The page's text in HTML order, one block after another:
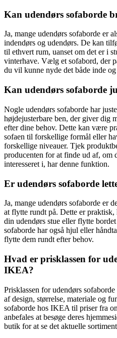
Kan udendørs sofaborde
Ja, mange udendørs sofaborde er
indendørs og udendørs. De kan
til ethvert rum, uanset om det er i
vinterhave. Vælg et sofabord, der
du vil kunne nyde det både inde og
Kan udendørs sofaborde
Nogle udendørs sofaborde har
højdejusterbare ben, der giver dig
efter dine behov. Dette kan være
sofaen til forskellige formål eller
forskellige niveauer. Tjek
producenten for at finde ud af, om
interesseret i, har denne funktion.
Er udendørs sofaborde
Ja, mange udendørs sofaborde er
at flytte rundt på. Dette er
din udendørs stue eller flytte
sofaborde har også hjul eller
flytte dem rundt efter behov.
Hvad er prisklassen for
IKEA?
Prisklassen for udendørs
af design, størrelse, materiale og
sofaborde hos IKEA til priser fra
anbefales at besøge deres
butik for at se det aktuelle